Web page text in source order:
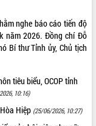
nghe báo cáo tiến độ
năm 2026. Đồng chí Đỗ
Bí thư Tỉnh ủy, Chủ tịch
tiêu biểu, OCOP tỉnh
10:16)
Hiệp (25/06/2026, 10:27)